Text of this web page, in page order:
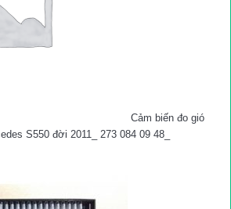
Cảm biến đo gió
S550 đời 2011_ 273 084 09 48_